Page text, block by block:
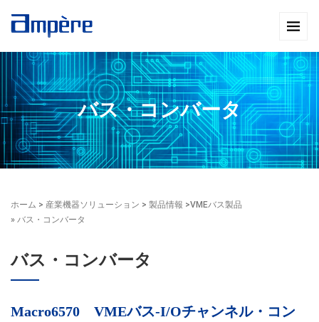
バス・コンバータ
ホーム > 産業機器ソリューション > 製品情報 >VMEバス製品
» バス・コンバータ
バス・コンバータ
Macro6570 VMEバス-I/Oチャンネル・コン